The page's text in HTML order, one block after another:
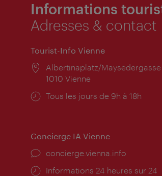
Informations
Adresses & contact
Tourist-Info Vienne
Lieu:
Albertinaplatz/Maysedergasse
1010 Vienne
Horaires
Tous les jours de 9h à 18h
Concierge IA Vienne
Ort:
concierge.vienna.info
Öffnungszeiten:
Informations 24 heures sur 24